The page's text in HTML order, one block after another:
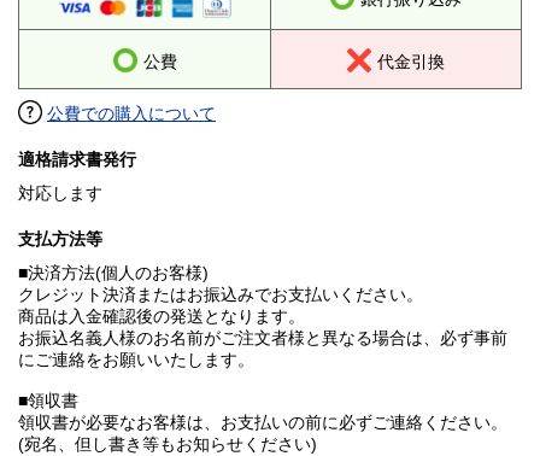
公費 代金引換
公費での購入について
適格請求書発行
対応します
支払方法等
■決済方法(個人のお客様)
クレジット決済またはお振込みでお支払いください。
商品は入金確認後の発送となります。
お振込名義人様のお名前がご注文者様と異なる場合は、必ず事前
にご連絡をお願いいたします。
■領収書
領収書が必要なお客様は、お支払いの前に必ずご連絡ください。
(宛名、但し書き等もお知らせください)